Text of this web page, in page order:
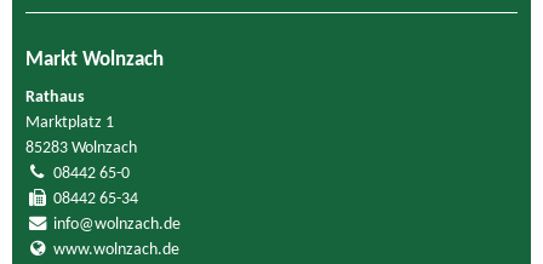
Markt Wolnzach
Rathaus
Marktplatz 1
85283 Wolnzach
08442 65-0
08442 65-34
info@wolnzach.de
www.wolnzach.de